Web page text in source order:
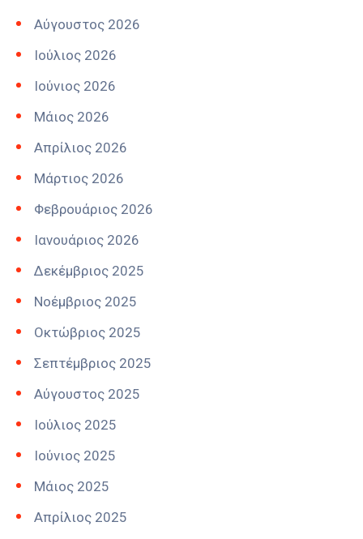
Αύγουστος 2026
Ιούλιος 2026
Ιούνιος 2026
Μάιος 2026
Απρίλιος 2026
Μάρτιος 2026
Φεβρουάριος 2026
Ιανουάριος 2026
Δεκέμβριος 2025
Νοέμβριος 2025
Οκτώβριος 2025
Σεπτέμβριος 2025
Αύγουστος 2025
Ιούλιος 2025
Ιούνιος 2025
Μάιος 2025
Απρίλιος 2025